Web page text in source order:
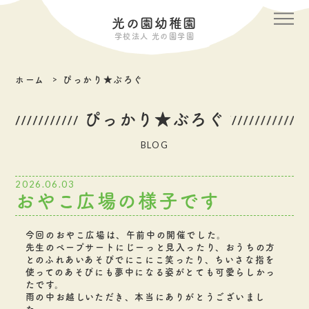
光の園幼稚園
学校法人 光の園学園
メニ
ホーム ぴっかり★ぶろぐ
ぴっかり★ぶろぐ
BLOG
2026.06.03
おやこ広場の様子です
今回のおやこ広場は、午前中の開催でした。
先生のペープサートにじーっと見入ったり、おうちの方
とのふれあいあそびでにこにこ笑ったり、ちいさな指を
使ってのあそびにも夢中になる姿がとても可愛らしかっ
たです。
雨の中お越しいただき、本当にありがとうございまし